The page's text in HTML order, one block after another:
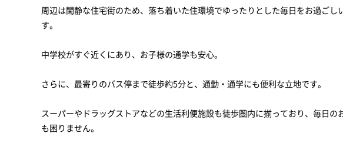
周辺は閑静な住宅街のため、落ち着いた住環境でゆったりとした毎日をお過ごし
す。
中学校がすぐ近くにあり、お子様の通学も安心。
さらに、最寄りのバス停まで徒歩約5分と、通勤・通学にも便利な立地です。
スーパーやドラッグストアなどの生活利便施設も徒歩圏内に揃っており、毎日の
も困りません。